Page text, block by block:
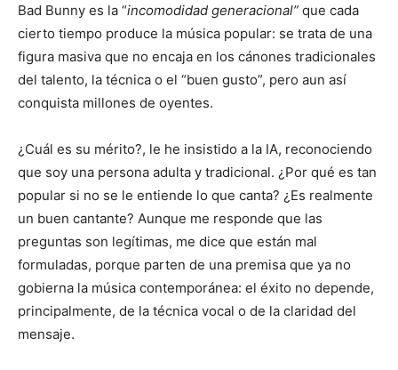
Bad Bunny es la “incomodidad generacional” que cada
cierto tiempo produce la música popular: se trata de una
figura masiva que no encaja en los cánones tradicionales
del talento, la técnica o el “buen gusto”, pero aun así
conquista millones de oyentes.
¿Cuál es su mérito?, le he insistido a la IA, reconociendo
que soy una persona adulta y tradicional. ¿Por qué es tan
popular si no se le entiende lo que canta? ¿Es realmente
un buen cantante? Aunque me responde que las
preguntas son legítimas, me dice que están mal
formuladas, porque parten de una premisa que ya no
gobierna la música contemporánea: el éxito no depende,
principalmente, de la técnica vocal o de la claridad del
mensaje.